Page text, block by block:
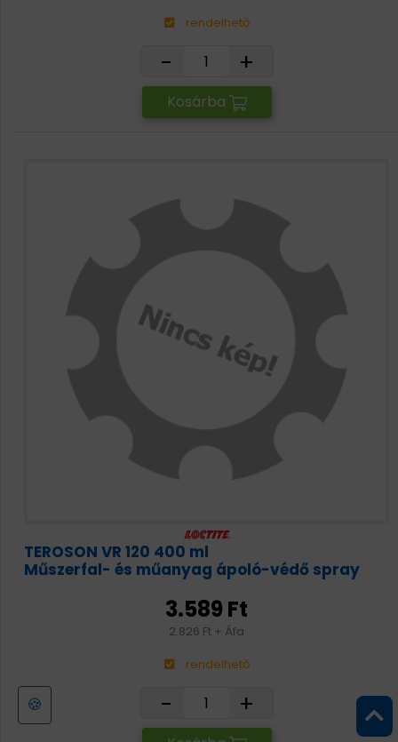
🍪
rendelhető
- +
Kosárba
TEROSON VR 120 400 ml
Műszerfal- és műanyag ápoló-védő spray
3.589 Ft
2.826 Ft + Áfa
rendelhető
- +